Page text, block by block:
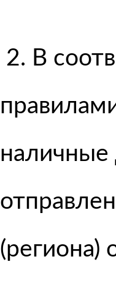
2. В
наличные
(региона)